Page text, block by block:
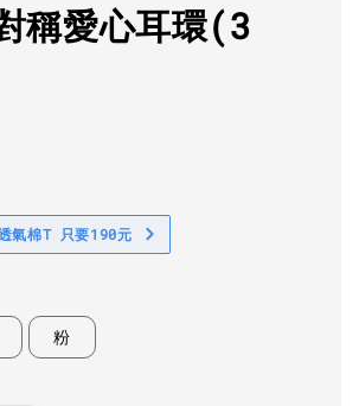
稱愛心耳環(3
氣棉T 只要190元
粉